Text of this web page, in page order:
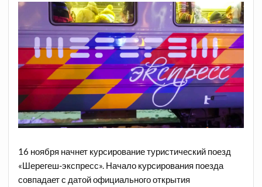
16 ноября начнет курсирование туристический поезд
«Шерегеш-экспресс». Начало курсирования поезда
совпадает с датой официального открытия